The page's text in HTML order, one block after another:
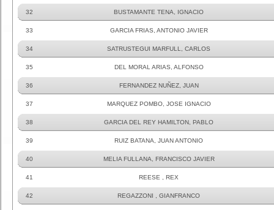
32 BUSTAMANTE TENA, IGNACIO
33 GARCIA FRIAS, ANTONIO JAVIER
34 SATRUSTEGUI MARFULL, CARLOS
35 DEL MORAL ARIAS, ALFONSO
36 FERNANDEZ NUÑEZ, JUAN
37 MARQUEZ POMBO, JOSE IGNACIO
38 GARCIA DEL REY HAMILTON, PABLO
39 RUIZ BATANA, JUAN ANTONIO
40 MELIA FULLANA, FRANCISCO JAVIER
41 REESE , REX
42 REGAZZONI , GIANFRANCO